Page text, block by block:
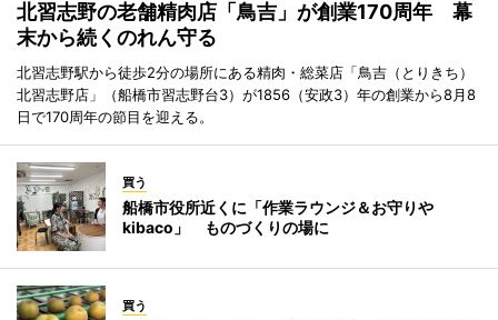
北習志野の老舗精肉店「鳥吉」が創業170周年 幕
末から続くのれん守る
北習志野駅から徒歩2分の場所にある精肉・総菜店「鳥吉（とりきち）
北習志野店」（船橋市習志野台3）が1856（安政3）年の創業から8月8
日で170周年の節目を迎える。
買う
船橋市役所近くに「作業ラウンジ＆お守りや
kibaco」 ものづくりの場に
買う